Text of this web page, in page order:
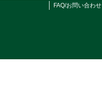
FAQ/お問い合わせ